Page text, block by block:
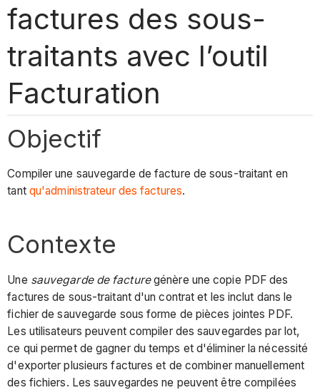
factures des sous-
traitants avec l’outil
Facturation
Objectif
Compiler une sauvegarde de facture de sous-traitant en
tant qu'administrateur des factures.
Contexte
Une sauvegarde de facturegénère une copie PDF des
factures de sous-traitant d'un contrat et les inclut dans le
fichier de sauvegarde sous forme de pièces jointes PDF.
Les utilisateurs peuvent compiler des sauvegardes par lot,
ce qui permet de gagner du temps et d'éliminer la nécessité
d'exporter plusieurs factures et de combiner manuellement
des fichiers. Les sauvegardes ne peuvent être compilées